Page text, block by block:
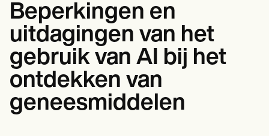
Beperkingen en
uitdagingen van het
gebruik van AI bij het
ontdekken van
geneesmiddelen